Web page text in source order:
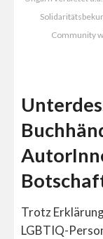
Community
Trotz
LGBTIQ-